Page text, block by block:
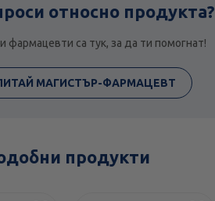
относно продукта?
фармацевти са тук, за да ти помогнат!
МАГИСТЪР-ФАРМАЦЕВТ
продукти